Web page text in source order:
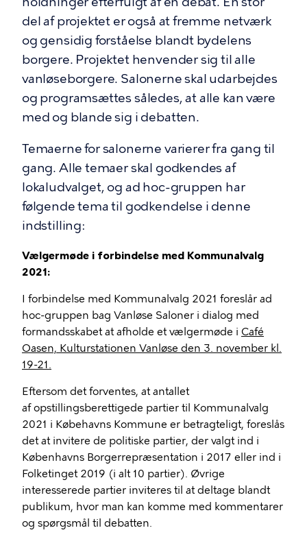
del af projektet er også at fremme netværk
og gensidig forståelse blandt bydelens
borgere. Projektet henvender sig til alle
vanløseborgere. Salonerne skal udarbejdes
og programsættes således, at alle kan være
med og blande sig i debatten.
Temaerne for salonerne varierer fra gang til
gang. Alle temaer skal godkendes af
lokaludvalget, og ad hoc-gruppen har
følgende tema til godkendelse i denne
indstilling:
Vælgermøde i forbindelse med Kommunalvalg
2021:
I forbindelse med Kommunalvalg 2021 foreslår ad
hoc-gruppen bag Vanløse Saloner i dialog med
formandsskabet at afholde et vælgermøde i Café
Oasen, Kulturstationen Vanløse den 3. november kl.
19-21.
Eftersom det forventes, at antallet
af opstillingsberettigede partier til Kommunalvalg
2021 i Købehavns Kommune er betragteligt, foreslås
det at invitere de politiske partier, der valgt ind i
Københavns Borgerrepræsentation i 2017 eller ind i
Folketinget 2019 (i alt 10 partier). Øvrige
interesserede partier inviteres til at deltage blandt
publikum, hvor man kan komme med kommentarer
og spørgsmål til debatten.